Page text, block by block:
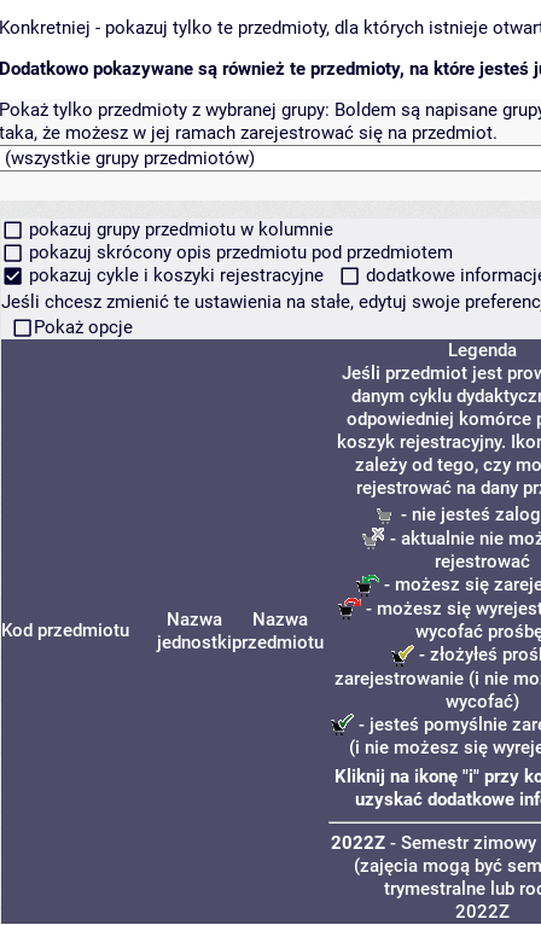
Konkretniej - pokazuj tylko te przedmioty, dla których istnieje
Dodatkowo pokazywane są również te przedmioty, na które jesteś
Pokaż tylko przedmioty z wybranej grupy: Boldem są napisane
taka, że możesz w jej ramach zarejestrować się na przedmiot.
pokazuj grupy przedmiotu w kolumnie
pokazuj skrócony opis przedmiotu pod przedmiotem
pokazuj cykle i koszyki rejestracyjne
dodatkowe
Jeśli chcesz zmienić te ustawienia na stałe, edytuj swoje
Pokaż opcje
Kod przedmiotu
Nazwa
jednostki
Nazwa
przedmiotu
Legenda
Jeśli przedmiot jest
danym cyklu
odpowiedniej komórce
koszyk rejestracyjny.
zależy od tego, czy
rejestrować na dany
- nie jesteś
- aktualnie nie
rejestrować
- możesz się
- możesz się
wycofać
- złożyłeś
zarejestrowanie (i nie
wycofać)
- jesteś pomyślnie
(i nie możesz się
Kliknij na ikonę "i" przy
uzyskać dodatkowe
2022Z- Semestr
(zajęcia mogą być
trymestralne lub
2022Z